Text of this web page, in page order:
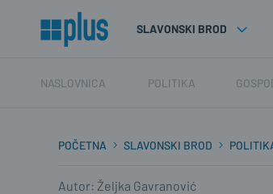
SLAVONSKI BROD
NASLOVNICA POLITIKA
POČETNA SLAVONSKI BROD
Autor: Željka Gavranović